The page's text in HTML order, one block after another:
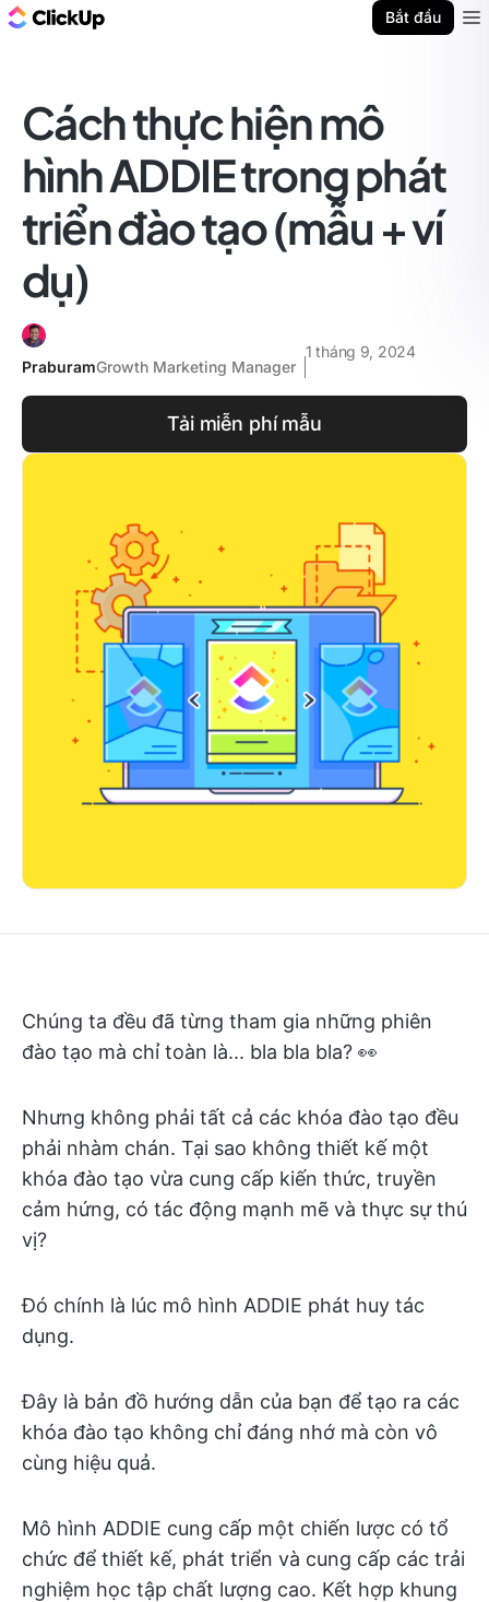
Bắt đầu
Cách thực hiện mô
hình ADDIE trong phát
triển đào tạo (mẫu + ví
dụ)
PraburamGrowth Marketing Manager
1 tháng 9, 2024
Tải miễn phí mẫu
Chúng ta đều đã từng tham gia những phiên
đào tạo mà chỉ toàn là... bla bla bla? 👀
Nhưng không phải tất cả các khóa đào tạo đều
phải nhàm chán. Tại sao không thiết kế một
khóa đào tạo vừa cung cấp kiến thức, truyền
cảm hứng, có tác động mạnh mẽ và thực sự thú
vị?
Đó chính là lúc mô hình ADDIE phát huy tác
dụng.
Đây là bản đồ hướng dẫn của bạn để tạo ra các
khóa đào tạo không chỉ đáng nhớ mà còn vô
cùng hiệu quả.
Mô hình ADDIE cung cấp một chiến lược có tổ
chức để thiết kế, phát triển và cung cấp các trải
nghiệm học tập chất lượng cao. Kết hợp khung